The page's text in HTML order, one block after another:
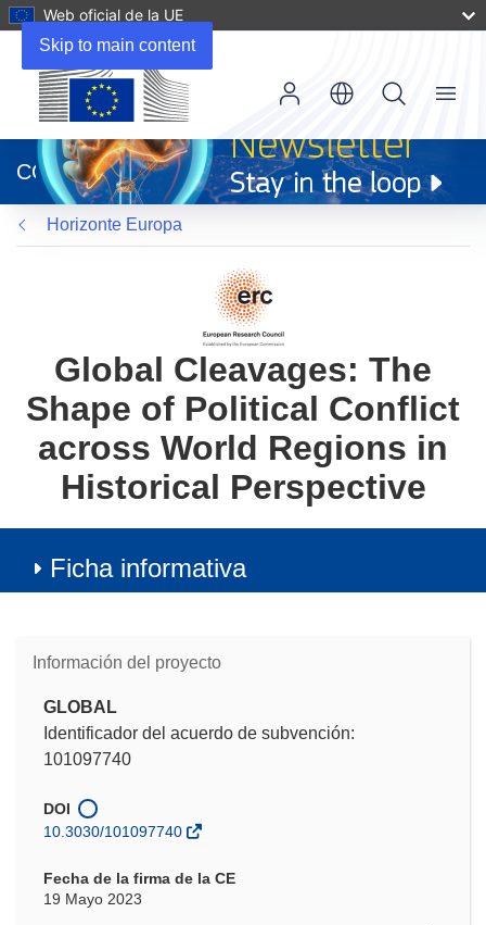
Skip to main content
Web oficial de la UE
abrirá
en
una
nueva
ventana)
CORDIS
Menu
Horizonte Europa
Global Cleavages: The
Shape of Political Conflict
across World Regions in
Historical Perspective
Ficha informativa
Información del proyecto
GLOBAL
Identificador del acuerdo de subvención:
101097740
DOI
10.3030/101097740
Fecha de la firma de la CE
19 Mayo 2023